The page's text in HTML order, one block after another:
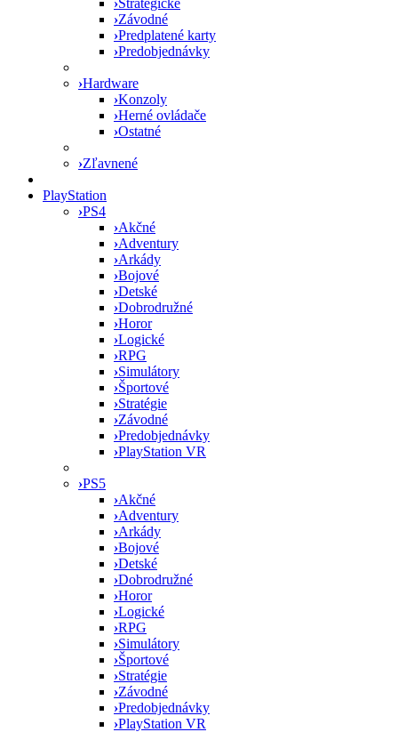
›Závodné
›Predplatené karty
›Predobjednávky
›Hardware
›Konzoly
›Herné ovládače
›Ostatné
›Zľavnené
PlayStation
›PS4
›Akčné
›Adventury
›Arkády
›Bojové
›Detské
›Dobrodružné
›Horor
›Logické
›RPG
›Simulátory
›Športové
›Stratégie
›Závodné
›Predobjednávky
›PlayStation VR
›PS5
›Akčné
›Adventury
›Arkády
›Bojové
›Detské
›Dobrodružné
›Horor
›Logické
›RPG
›Simulátory
›Športové
›Stratégie
›Závodné
›Predobjednávky
›PlayStation VR